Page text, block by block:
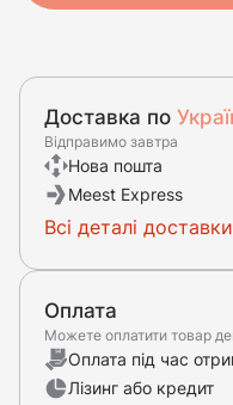
Доставка по
Відправимо завтра
Нова пошта
Meest Express
Всі деталі доставки
Оплата
Можете оплатити товар
Оплата під час
Лізинг або кредит